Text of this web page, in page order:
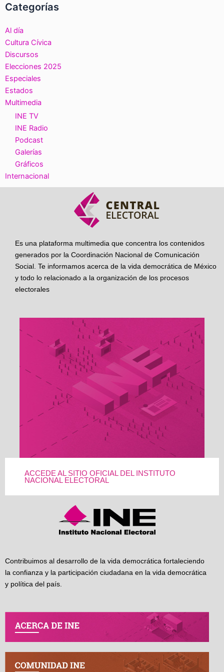
Categorías
Al día
Cultura Cívica
Discursos
Elecciones 2025
Especiales
Estados
Multimedia
INE TV
INE Radio
Podcast
Galerías
Gráficos
Internacional
Es una plataforma multimedia que concentra los contenidos
generados por la Coordinación Nacional de Comunicación
Social. Te informamos acerca de la vida democrática de México
y todo lo relacionado a la organización de los procesos
electorales
ACCEDE AL SITIO OFICIAL DEL INSTITUTO
NACIONAL ELECTORAL
Contribuimos al desarrollo de la vida democrática fortaleciendo
la confianza y la participación ciudadana en la vida democrática
y política del país.